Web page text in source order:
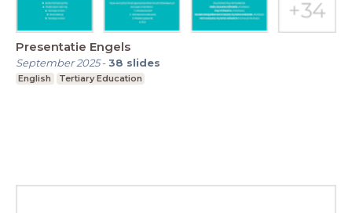
Presentatie Engels
September 2025-38 slides
English Tertiary Education